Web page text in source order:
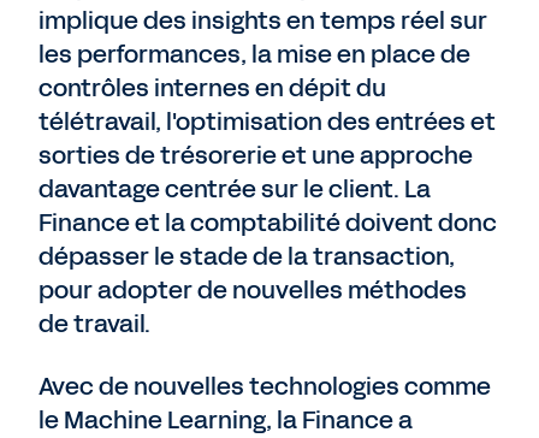
implique des insights en temps réel sur
les performances, la mise en place de
contrôles internes en dépit du
télétravail, l'optimisation des entrées et
sorties de trésorerie et une approche
davantage centrée sur le client. La
Finance et la comptabilité doivent donc
dépasser le stade de la transaction,
pour adopter de nouvelles méthodes
de travail.
Avec de nouvelles technologies comme
le Machine Learning, la Finance a